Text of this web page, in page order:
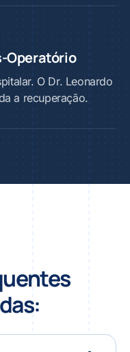
Operatório
O Dr. Leonardo
a recuperação.